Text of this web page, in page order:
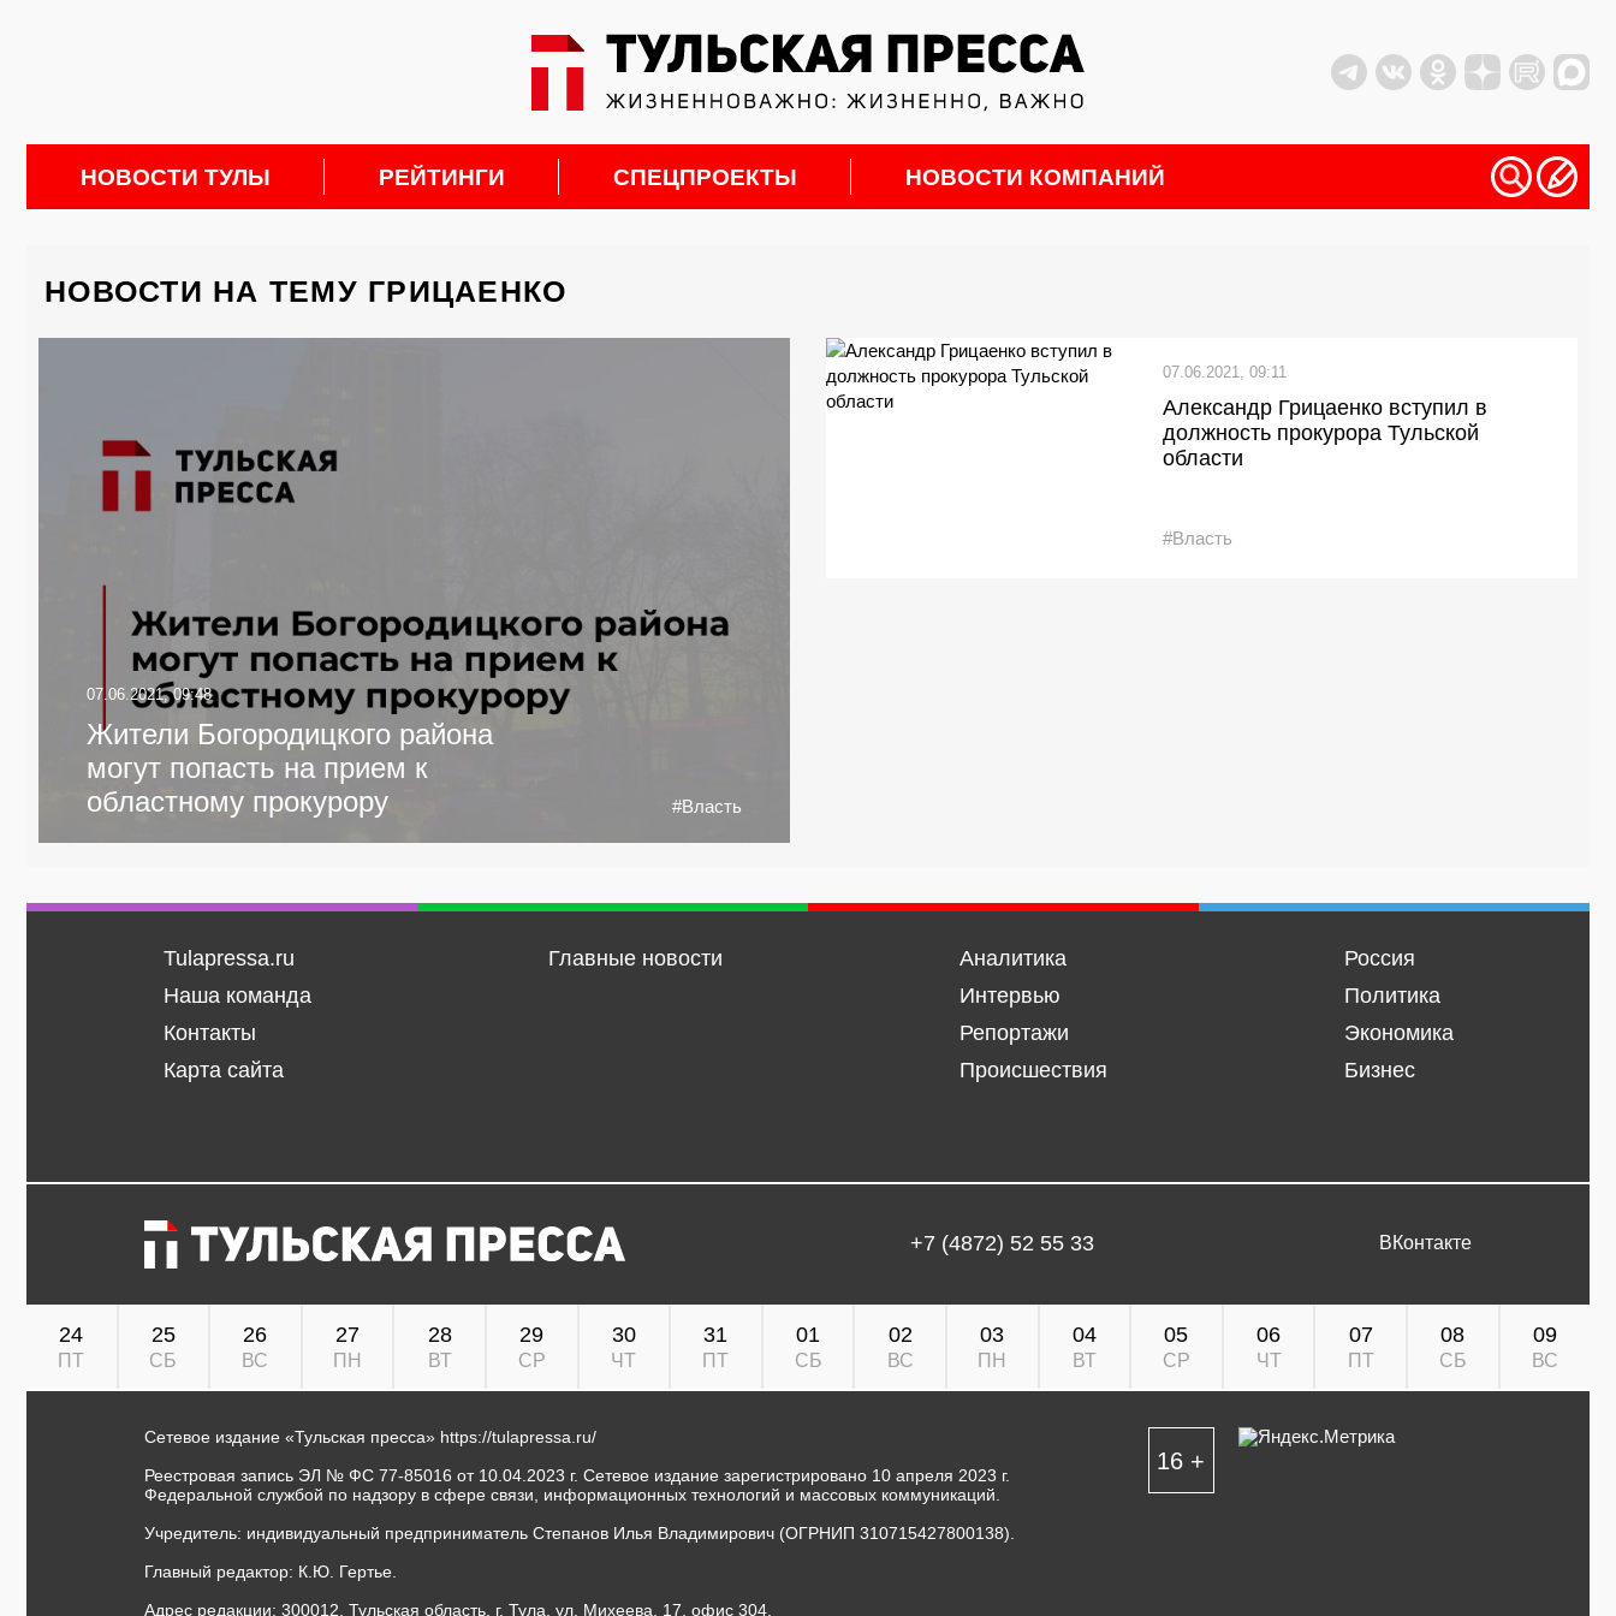
НОВОСТИ ТУЛЫ РЕЙТИНГИ СПЕЦПРОЕКТЫ НОВОСТИ КОМПАНИЙ
НОВОСТИ НА ТЕМУ ГРИЦАЕНКО
07.06.2021, 09:48
Жители Богородицкого района
могут попасть на прием к
областному прокурору
#Власть
07.06.2021, 09:11
Александр Грицаенко вступил в
должность прокурора Тульской
области
#Власть
Tulapressa.ru
Наша команда
Контакты
Карта сайта
Главные новости
Аналитика
Интервью
Репортажи
Происшествия
Россия
Политика
Экономика
Бизнес
+7 (4872) 52 55 33 ВКонтакте
24
ПТ
25
СБ
26
ВС
27
ПН
28
ВТ
29
СР
30
ЧТ
31
ПТ
01
СБ
02
ВС
03
ПН
04
ВТ
05
СР
06
ЧТ
07
ПТ
08
СБ
09
ВС
Сетевое издание «Тульская пресса» https://tulapressa.ru/
Реестровая запись ЭЛ № ФС 77-85016 от 10.04.2023 г. Сетевое издание зарегистрировано 10 апреля 2023 г.
Федеральной службой по надзору в сфере связи, информационных технологий и массовых коммуникаций.
Учредитель: индивидуальный предприниматель Степанов Илья Владимирович (ОГРНИП 310715427800138).
Главный редактор: К.Ю. Гертье.
Адрес редакции: 300012, Тульская область, г. Тула, ул. Михеева, 17, офис 304.
16 +